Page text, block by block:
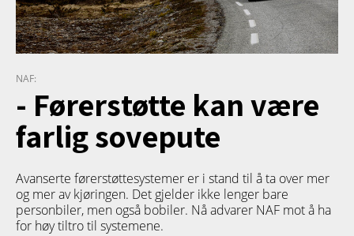
NAF:
- Førerstøtte kan være
farlig sovepute
Avanserte førerstøttesystemer er i stand til å ta over mer
og mer av kjøringen. Det gjelder ikke lenger bare
personbiler, men også bobiler. Nå advarer NAF mot å ha
for høy tiltro til systemene.